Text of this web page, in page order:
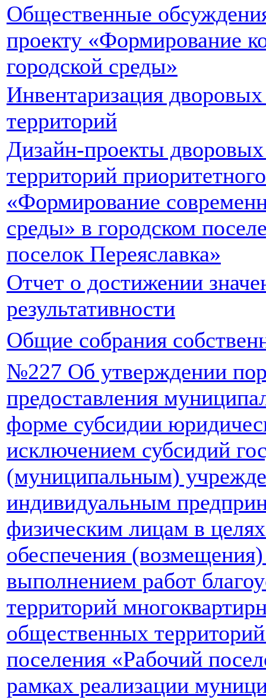
Общественные
проекту «Формирование
городской среды»
Инвентаризация
территорий
Дизайн-проекты
территорий
«Формирование
среды» в городском
поселок Переяславка»
Отчет о достижении
результативности
Общие собрания
№227 Об утверждении
предоставления
форме субсидии
исключением субсидий
(муниципальным)
индивидуальным
физическим лицам в
обеспечения (возмещения)
выполнением работ
территорий
общественных территорий
поселения «Рабочий
рамках реализации